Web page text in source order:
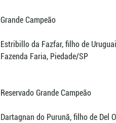
Grande Campeão
Estribillo da Fazfar, filho de
Fazenda Faria, Piedade/SP
Reservado Grande Campeão
Dartagnan do Purunã, filho de Del